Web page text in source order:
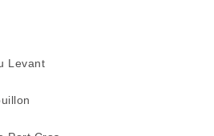
Levant